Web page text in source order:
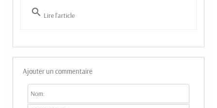
search Lire l'article
Ajouter un commentaire